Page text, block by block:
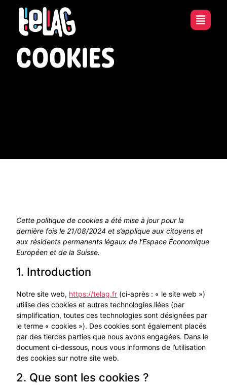
COOKIES
Cette politique de cookies a été mise à jour pour la
dernière fois le 21/08/2024 et s’applique aux citoyens et
aux résidents permanents légaux de l’Espace Économique
Européen et de la Suisse.
1. Introduction
Notre site web, https://telag.fr (ci-après : « le site web »)
utilise des cookies et autres technologies liées (par
simplification, toutes ces technologies sont désignées par
le terme « cookies »). Des cookies sont également placés
par des tierces parties que nous avons engagées. Dans le
document ci-dessous, nous vous informons de l’utilisation
des cookies sur notre site web.
2. Que sont les cookies ?